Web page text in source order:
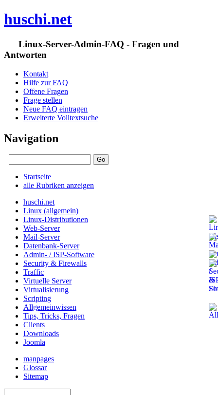
huschi.net
Linux-Server-Admin-FAQ - Fragen und
Antworten
Kontakt
Hilfe zur FAQ
Offene Fragen
Frage stellen
Neue FAQ eintragen
Erweiterte Volltextsuche
Navigation
Startseite
alle Rubriken anzeigen
huschi.net
Linux (allgemein)
Linux-Distributionen
Web-Server
Mail-Server
Datenbank-Server
Admin- / ISP-Software
Security & Firewalls
Traffic
Virtuelle Server
Virtualisierung
Scripting
Allgemeinwissen
Tips, Tricks, Fragen
Clients
Downloads
Joomla
manpages
Glossar
Sitemap